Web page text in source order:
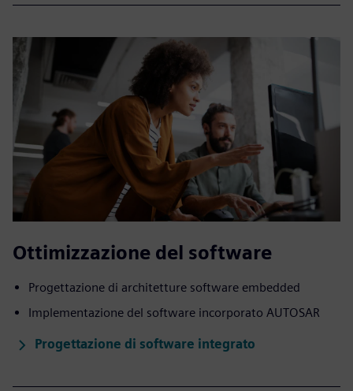
Ottimizzazione del software
Progettazione di architetture software embedded
Implementazione del software incorporato AUTOSAR
Progettazione di software integrato